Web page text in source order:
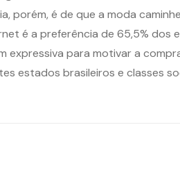
porém, é de que a moda
é a preferência de 65,5%
para motivar a
brasileiros e classes